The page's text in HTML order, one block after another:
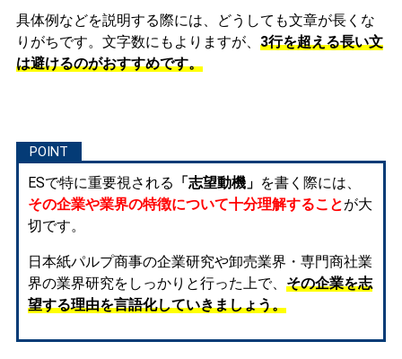
具体例などを説明する際には、どうしても文章が長くな
りがちです。文字数にもよりますが、 3行を超える長い文
は避けるのがおすすめです。
ESで特に重要視される 「志望動機」 を書く際には、
その企業や業界の特徴について十分理解することが大
切です。
日本紙パルプ商事の企業研究や卸売業界・専門商社業
界の業界研究をしっかりと行った上で、 その企業を志
望する理由を言語化していきましょう。